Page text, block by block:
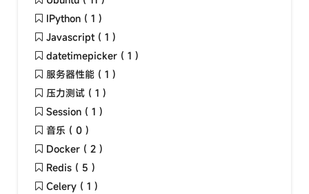
IPython ( 1 )
Javascript ( 1 )
datetimepicker ( 1 )
服务器性能 ( 1 )
压力测试 ( 1 )
Session ( 1 )
音乐 ( 0 )
Docker ( 2 )
Redis ( 5 )
Celery ( 1 )